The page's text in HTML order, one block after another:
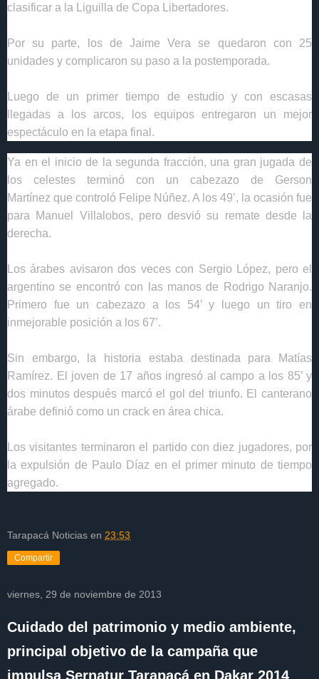
clasificar a la Liguilla de Copa Libertadores.
Por su parte, los de Jaime Vera
se quedaron con 25
unidades y complicaron su paso a la postemporada.
Luego de un primer tiempo de estudio y con escasas
llegadas a los arcos, los equipos entregaron un mejor
espectáculo en la etapa final.
Ya en el inicio de la segunda fracción, una gran jugada de
los celestes terminó con un cabezazo de
Gerson
Martínez que controló Felipe Núñez. A los 49’, la ocasión fue
para
Manuel Villalobos, pero desvió su remate desde la
derecha.
Los árabes avisaron dos veces con Sergio López, pero el
argentino se encontró con las manos de
Rodrigo Naranjo.
Primero fue un cabezazo a los 54’ y luego un tiro en
inmejorable posición a los 67’.
Sin embargo, la historia estaba destinada para
Matías
Ramírez. El joven de 17 años ingresó al campo a los 85’ y
dos minutos después marcó el gol del triunfo. El canterano
árabe definió como un crack en área chica.
Los visitantes terminaron el partido con diez jugadores, por
la expulsión de Paulo Díaz en el primer minuto de tiempo
agregado.
Tarapacá Noticias en 23:53
Compartir
viernes, 29 de noviembre de 2013
Cuidado del patrimonio y medio ambiente,
principal objetivo de la campaña que
impulsa Sernatur Tarapacá en Dakar 2014